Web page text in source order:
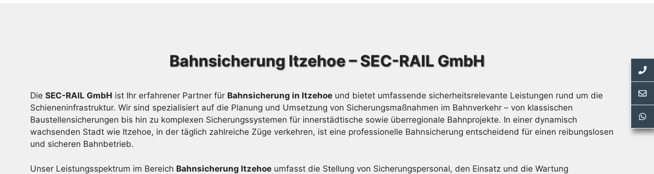
Bahnsicherung Itzehoe – SEC-RAIL GmbH
Die SEC-RAIL GmbH ist Ihr erfahrener Partner für Bahnsicherung in Itzehoe und bietet umfassende sicherheitsrelevante Leistungen rund um die
Schieneninfrastruktur. Wir sind spezialisiert auf die Planung und Umsetzung von Sicherungsmaßnahmen im Bahnverkehr – von klassischen
Baustellensicherungen bis hin zu komplexen Sicherungssystemen für innerstädtische sowie überregionale Bahnprojekte. In einer dynamisch
wachsenden Stadt wie Itzehoe, in der täglich zahlreiche Züge verkehren, ist eine professionelle Bahnsicherung entscheidend für einen reibungslosen
und sicheren Bahnbetrieb.
Unser Leistungsspektrum im Bereich Bahnsicherung Itzehoe umfasst die Stellung von Sicherungspersonal, den Einsatz und die Wartung